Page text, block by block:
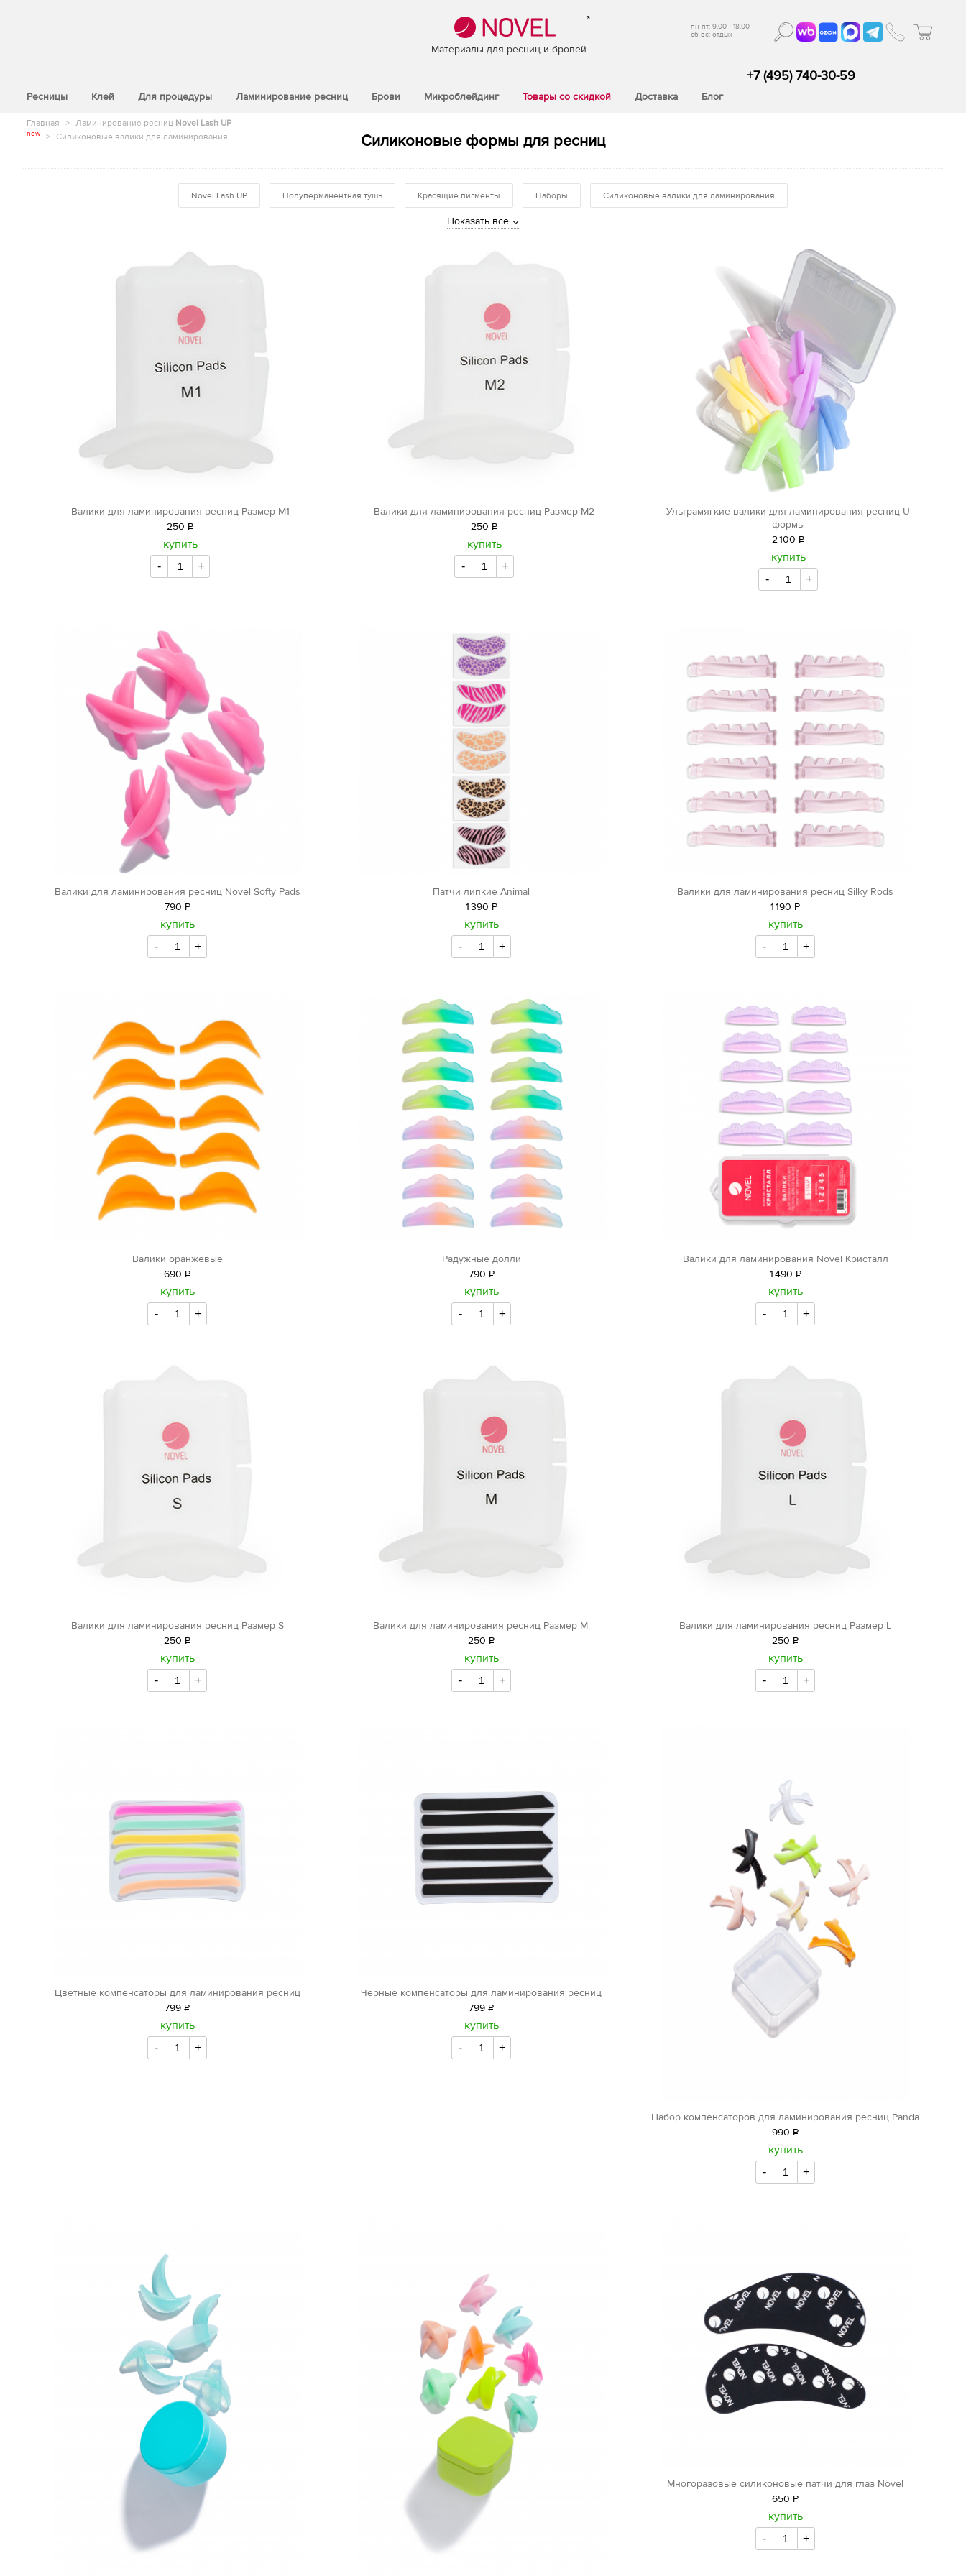
®
Материалы для ресниц и бровей.
пн-пт: 9.00 - 18.00
сб-вс: отдых
Ресницы Клей Для процедуры Ламинирование ресниц Брови Микроблейдинг Товары со скидкой Доставка Блог
+7 (495) 740-30-59
Главная > Ламинирование ресниц Novel Lash UP
new > Силиконовые валики для ламинирования Силиконовые формы для ресниц
Novel Lash UP Полуперманентная тушь Красящие пигменты Наборы Силиконовые валики для ламинирования
Показать всё
Валики для ламинирования ресниц Размер М1
250 Р
уб.
купить
- +
Валики для ламинирования ресниц Размер М2
250 Р
уб.
купить
- +
Ультрамягкие валики для ламинирования ресниц U
формы
2100 Р
уб.
купить
- +
Валики для ламинирования ресниц Novel Softy Pads
790 Р
уб.
купить
- +
Патчи липкие Аnimal
1390 Р
уб.
купить
- +
Валики для ламинирования ресниц Silky Rods
1190 Р
уб.
купить
- +
Валики оранжевые
690 Р
уб.
купить
- +
Радужные долли
790 Р
уб.
купить
- +
Валики для ламинирования Novel Кристалл
1490 Р
уб.
купить
- +
Валики для ламинирования ресниц Размер S
250 Р
уб.
купить
- +
Валики для ламинирования ресниц Размер М.
250 Р
уб.
купить
- +
Валики для ламинирования ресниц Размер L
250 Р
уб.
купить
- +
Цветные компенсаторы для ламинирования ресниц
799 Р
уб.
купить
- +
Черные компенсаторы для ламинирования ресниц
799 Р
уб.
купить
- +
Набор компенсаторов для ламинирования ресниц Panda
990 Р
уб.
купить
- +
Многоразовые силиконовые патчи для глаз Novel
650 Р
уб.
купить
- +